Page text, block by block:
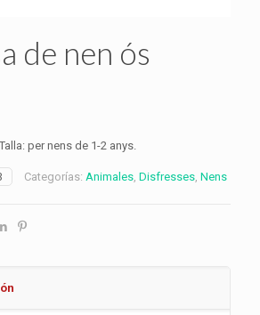
de nen ós
per nens de 1-2 anys.
Categorías: Animales, Disfresses, Nens